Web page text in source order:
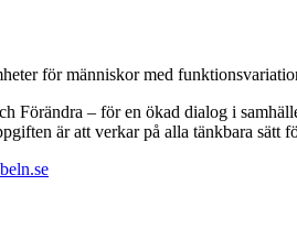
för människor med
Förändra – för en ökad dialog i
är att verkar på alla tänkbara sätt